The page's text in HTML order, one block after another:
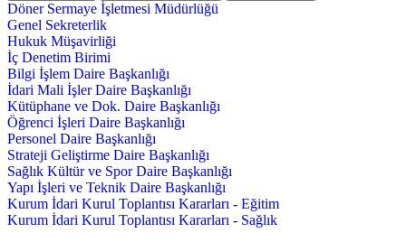
Döner Sermaye İşletmesi Müdürlüğü
Genel Sekreterlik
Hukuk Müşavirliği
İç Denetim Birimi
Bilgi İşlem Daire Başkanlığı
İdari Mali İşler Daire Başkanlığı
Kütüphane ve Dok. Daire Başkanlığı
Öğrenci İşleri Daire Başkanlığı
Personel Daire Başkanlığı
Strateji Geliştirme Daire Başkanlığı
Sağlık Kültür ve Spor Daire Başkanlığı
Yapı İşleri ve Teknik Daire Başkanlığı
Kurum İdari Kurul Toplantısı Kararları - Eğitim
Kurum İdari Kurul Toplantısı Kararları - Sağlık